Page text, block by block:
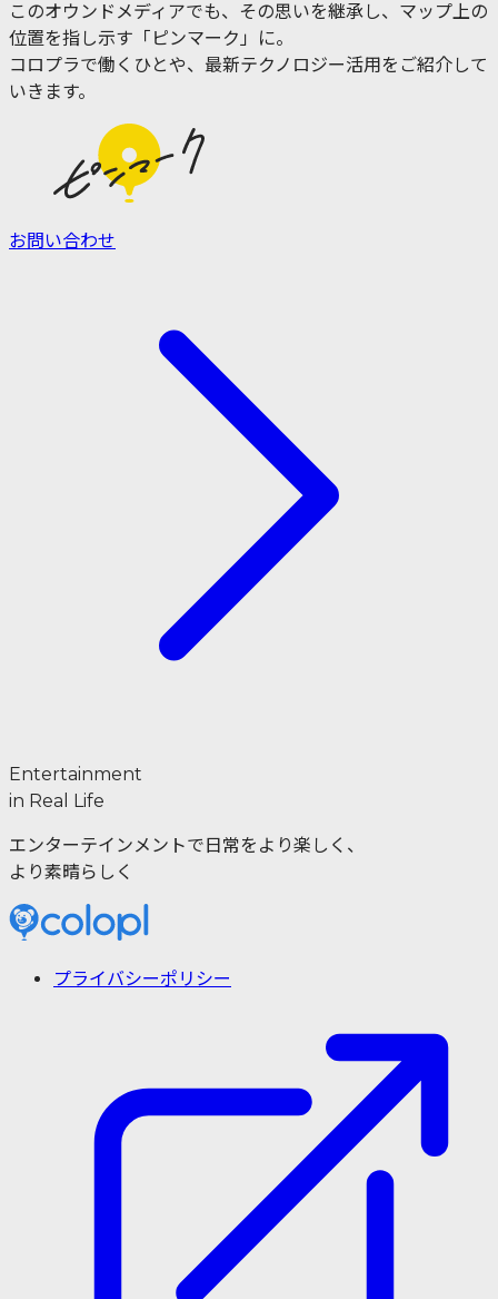
このオウンドメディアでも、その思いを継承し、マップ上の
位置を指し示す「ピンマーク」に。
コロプラで働くひとや、最新テクノロジー活用をご紹介して
いきます。
お問い合わせ
Entertainment
in Real Life
エンターテインメントで日常をより楽しく、
より素晴らしく
プライバシーポリシー